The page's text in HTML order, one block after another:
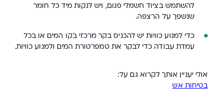
להשתמש בציוד חשמלי פגום, ויש לנקות מיד כל חומר
שנשפך על הרצפה.
כדי למנוע כוויות יש להכניס בקר מרכזי בקו המים או בכל
עמדת עבודה כדי לבקר את טמפרטורת המים ולמנוע כוויות.
אולי יעניין אותך לקרוא גם על:
בטיחות אש